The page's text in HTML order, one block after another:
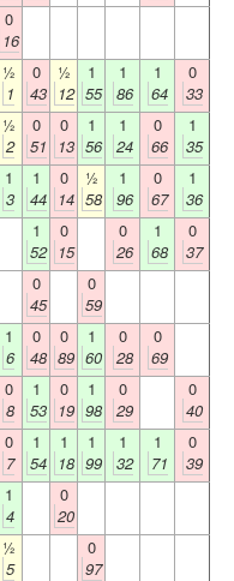
0
16
½
1
0
43
½
12
1
55
1
86
1
64
0
33
½
2
0
51
0
13
1
56
1
24
0
66
1
35
1
3
1
44
0
14
½
58
1
96
0
67
1
36
1
52
0
15
0
26
1
68
0
37
0
45
0
59
1
6
0
48
0
89
1
60
0
28
0
69
0
8
1
53
0
19
1
98
0
29
0
40
0
7
1
54
1
18
1
99
1
32
1
71
0
39
1
4
0
20
½
5
0
97